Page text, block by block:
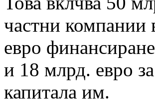
частни компании
евро
и 18 млрд. евро
капитала им.